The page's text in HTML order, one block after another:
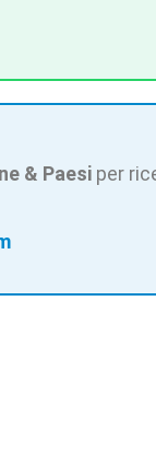
& Paesi per